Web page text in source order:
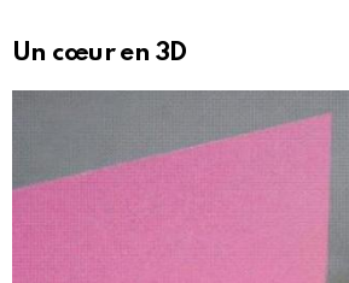
Un cœur en 3D